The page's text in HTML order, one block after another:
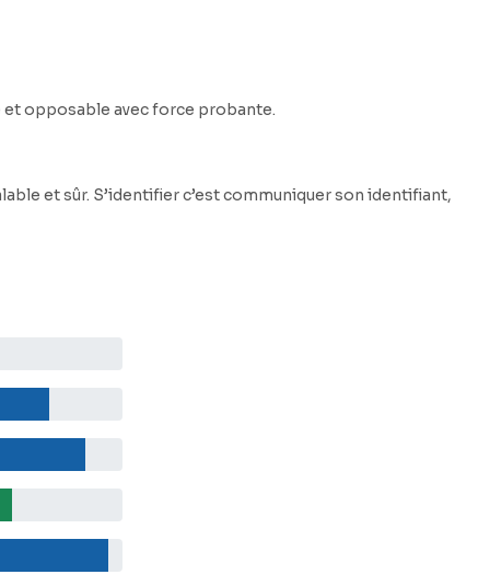
et opposable avec force probante.
et sûr. S’identifier c’est communiquer son identifiant,